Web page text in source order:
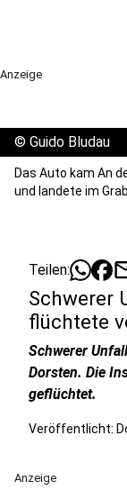
Anzeige
© Guido Bludau
Das Auto kam An
und landete im
Teilen:
Schwerer
flüchtete
Schwerer
Dorsten. Die
geflüchtet.
Veröffentlicht:
Anzeige